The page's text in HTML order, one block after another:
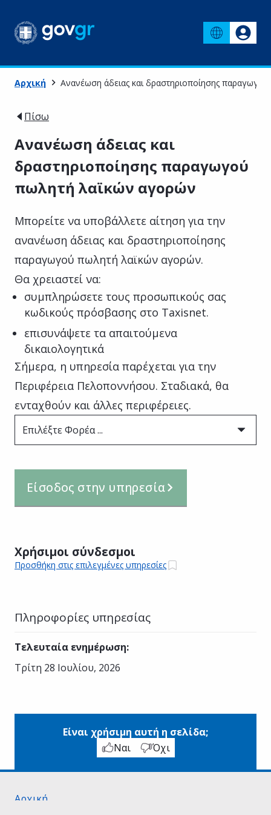
Αρχική Ανανέωση άδειας και δραστηριοποίησης
Πίσω
Ανανέωση άδειας και
δραστηριοποίησης παραγωγού
πωλητή λαϊκών αγορών
Μπορείτε να υποβάλλετε αίτηση για την
ανανέωση άδειας και δραστηριοποίησης
παραγωγού πωλητή λαϊκών αγορών.
Θα χρειαστεί να:
συμπληρώσετε τους προσωπικούς σας
κωδικούς πρόσβασης στο Taxisnet.
επισυνάψετε τα απαιτούμενα
δικαιολογητικά
Σήμερα, η υπηρεσία παρέχεται για την
Περιφέρεια Πελοποννήσου. Σταδιακά, θα
ενταχθούν και άλλες περιφέρειες.
Επιλέξτε Φορέα ...
Είσοδος στην υπηρεσία
Χρήσιμοι σύνδεσμοι
Προσθήκη στις επιλεγμένες υπηρεσίες
Πληροφορίες υπηρεσίας
Τελευταία ενημέρωση:
Τρίτη 28 Ιουλίου, 2026
Είναι χρήσιμη αυτή η σελίδα;
Ναι
Όχι
Αρχική